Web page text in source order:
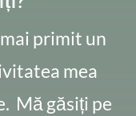
primit un
mea
Mă găsiți pe